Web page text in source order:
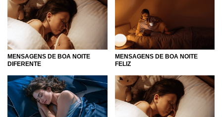
Amanhã será um novo dia, então, aproveite para se
renovar e deixar para trás toda a negatividade do dia
anterior, mas leve para sempre tudo o que se aprendeu. E
antes de fechar os olhos, lembre-se de desejar uma boa
noite para aqueles que você mais ama!
MENSAGENS DE BOA NOITE
DIFERENTE
MENSAGENS DE BOA NOITE
FELIZ